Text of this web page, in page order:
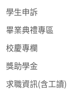
學生申訴
畢業典禮專區
校慶專欄
獎助學金
求職資訊(含工讀)